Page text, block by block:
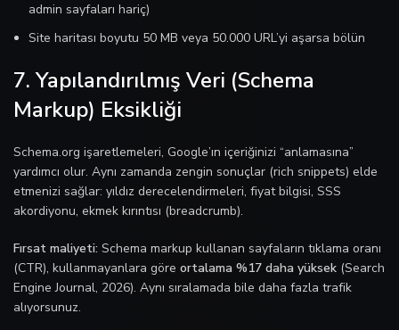
admin sayfaları hariç)
Site haritası boyutu 50 MB veya 50.000 URL’yi aşarsa bölün
7. Yapılandırılmış Veri (Schema
Markup) Eksikliği
Schema.org işaretlemeleri, Google’ın içeriğinizi “anlamasına”
yardımcı olur. Aynı zamanda zengin sonuçlar (rich snippets) elde
etmenizi sağlar: yıldız derecelendirmeleri, fiyat bilgisi, SSS
akordiyonu, ekmek kırıntısı (breadcrumb).
Fırsat maliyeti: Schema markup kullanan sayfaların tıklama oranı
(CTR), kullanmayanlara göre ortalama %17 daha yüksek (Search
Engine Journal, 2026). Aynı sıralamada bile daha fazla trafik
alıyorsunuz.